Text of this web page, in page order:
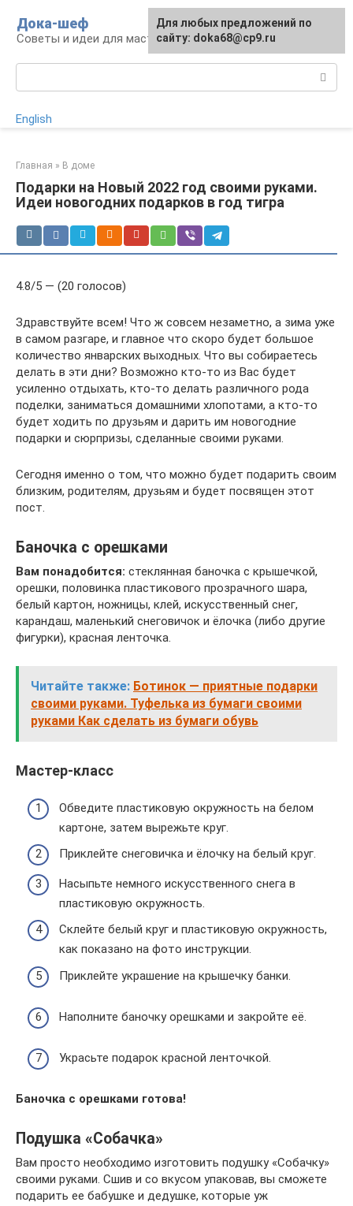
контенту
Дока-шеф
Советы и идеи для мастеров и мастериц
English
Главная » В доме
Подарки на Новый 2022 год своими руками.
Идеи новогодних подарков в год тигра
4.8/5 — (20 голосов)
Здравствуйте всем! Что ж совсем незаметно, а зима уже
в самом разгаре, и главное что скоро будет большое
количество январских выходных. Что вы собираетесь
делать в эти дни? Возможно кто-то из Вас будет
усиленно отдыхать, кто-то делать различного рода
поделки, заниматься домашними хлопотами, а кто-то
будет ходить по друзьям и дарить им новогодние
подарки и сюрпризы, сделанные своими руками.
Сегодня именно о том, что можно будет подарить своим
близким, родителям, друзьям и будет посвящен этот
пост.
Баночка с орешками
Вам понадобится: стеклянная баночка с крышечкой,
орешки, половинка пластикового прозрачного шара,
белый картон, ножницы, клей, искусственный снег,
карандаш, маленький снеговичок и ёлочка (либо другие
фигурки), красная ленточка.
Читайте также: Ботинок — приятные подарки
своими руками. Туфелька из бумаги своими
руками Как сделать из бумаги обувь
Мастер-класс
Обведите пластиковую окружность на белом
картоне, затем вырежьте круг.
Приклейте снеговичка и ёлочку на белый круг.
Насыпьте немного искусственного снега в
пластиковую окружность.
Склейте белый круг и пластиковую окружность,
как показано на фото инструкции.
Приклейте украшение на крышечку банки.
Наполните баночку орешками и закройте её.
Украсьте подарок красной ленточкой.
Баночка с орешками готова!
Подушка «Собачка»
Вам просто необходимо изготовить подушку «Собачку»
своими руками. Сшив и со вкусом упаковав, вы сможете
подарить ее бабушке и дедушке, которые уж
Для любых предложений по
сайту: doka68@cp9.ru